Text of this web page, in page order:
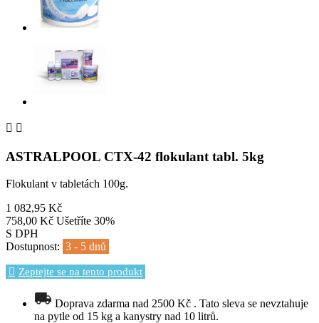
 
ASTRALPOOL CTX-42 flokulant tabl. 5kg
Flokulant v tabletách 100g.
1 082,95 Kč
758,00 Kč Ušetříte 30%
S DPH
Dostupnost: 3 - 5 dnů
Zeptejte se na tento produkt
Doprava zdarma nad 2500 Kč . Tato sleva se nevztahuje
na pytle od 15 kg a kanystry nad 10 litrů.